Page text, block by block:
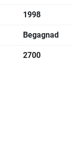
1998
Begagnad
2700